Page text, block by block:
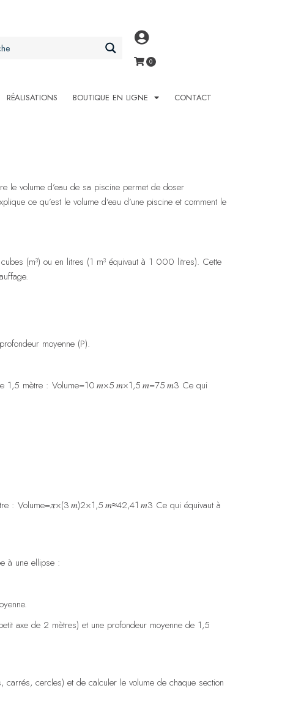
RÉALISATIONS BOUTIQUE EN LIGNE CONTACT
le volume d’eau de sa piscine permet de doser
ce qu’est le volume d’eau d’une piscine et comment le
(m³) ou en litres (1 m³ équivaut à 1 000 litres). Cette
moyenne (P).
1,5 mètre : Volume=10 𝑚×5 𝑚×1,5 𝑚=75 𝑚3 Ce qui
: Volume=𝜋×(3 𝑚)2×1,5 𝑚≈42,41 𝑚3 Ce qui équivaut à
à une ellipse :
axe de 2 mètres) et une profondeur moyenne de 1,5
cercles) et de calculer le volume de chaque section